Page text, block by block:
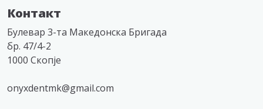
Контакт
Булевар 3-та Македонска Бригада
бр. 47/4-2
1000 Скопје
onyxdentmk@gmail.com